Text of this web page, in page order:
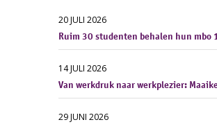
20 JULI 2026
Ruim 30 studenten behalen hun mbo
14 JULI 2026
Van werkdruk naar werkplezier:
29 JUNI 2026